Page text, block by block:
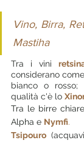
Vino, Birra,
Mastiha
Tra i vini
considerano
bianco o
qualità c'è lo
Tra le birre
Alpha e Nymfi.
Tsipouro